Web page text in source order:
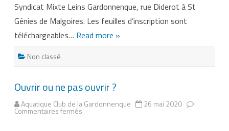
Syndicat Mixte Leins Gardonnenque, rue Diderot à St
Génies de Malgoires. Les feuilles d’inscription sont
téléchargeables… Read more »
Non classé
Ouvrir ou ne pas ouvrir ?
Aquatique Club de la Gardonnenque 26 mai 2020
Commentaires ferméssur